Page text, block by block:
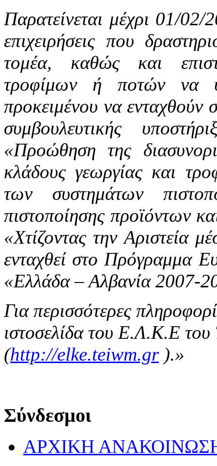
Παρατείνεται μέχρι 01/
επιχειρήσεις που
τομέα, καθώς και
τροφίμων ή ποτών να
προκειμένου να ενταχθούν
συμβουλευτικής
«Προώθηση της
κλάδους γεωργίας και
των συστημάτων
πιστοποίησης προϊόντων
«Χτίζοντας την Αριστεία
ενταχθεί στο Πρόγραμμα
«Ελλάδα – Αλβανία 2007-
Για περισσότερες
ιστοσελίδα του Ε.Λ.Κ.Ε
(http://elke.teiwm.gr).»
Σύνδεσμοι
ΑΡΧΙΚΗ